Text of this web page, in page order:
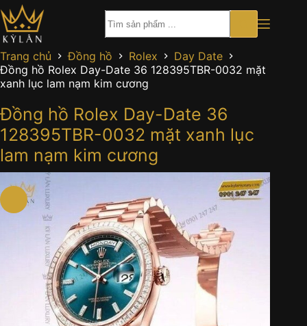
Chuyển
đến
phần
nội
dung
Trang chủ Đồng hồ Rolex
Day Date
Đồng hồ Rolex Day-Date 36 128395TBR-0032 mặt
xanh lục lam nạm kim cương
Đồng hồ Rolex Day-Date 36
128395TBR-0032 mặt xanh lục
lam nạm kim cương